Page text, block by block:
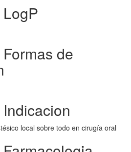
de
local sobre todo en cirugía oral